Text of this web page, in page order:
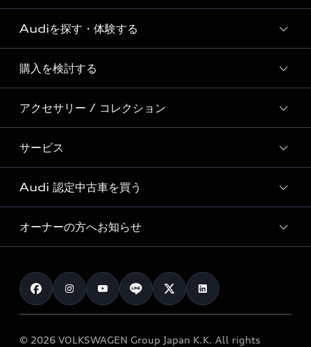
Audi ブランド
Story of Progress
Audi Sport
Formula 1®
デジタルサービス
Audiを探す・体験する
ディーラー検索
新車在庫検索
試乗車・展示車検索
見積り依頼
試乗予約
購入を検討する
モデル一覧
特別仕様モデル / 限定モデル
e-tronラインアップ
価格シミュレーション
車両比較
カタログ一覧
アクセサリー / コレクション
純正アクセサリー
オンラインショップ
Audi collection
アウディナビアプリ
サービス
サービス入庫予約
サービスプログラム
メンテナンス
車検 / 定期点検
e-tronアフターサポート
Audi 認定中古車を買う
Audi認定中古車
クオリティ
保証
メンテナンス
オーナーの方へお知らせ
お知らせ
オーナー様向けキャンペーン
© 2026 VOLKSWAGEN Group Japan K.K. All rights